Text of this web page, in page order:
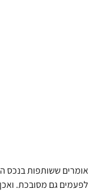
אומרים ששותפות בנכס
לפעמים גם מסובכת.